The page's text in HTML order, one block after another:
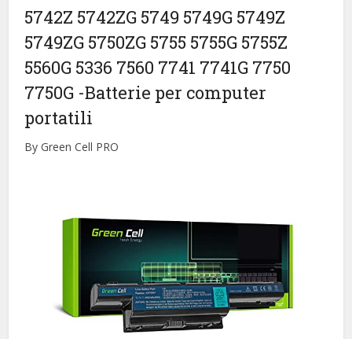
5742Z 5742ZG 5749 5749G 5749Z
5749ZG 5750ZG 5755 5755G 5755Z
5560G 5336 7560 7741 7741G 7750
7750G -Batterie per computer
portatili
By Green Cell PRO